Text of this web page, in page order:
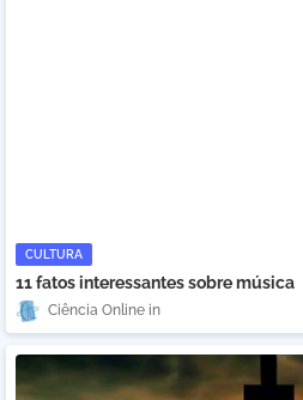
CULTURA
11 fatos interessantes sobre música
Ciência Online